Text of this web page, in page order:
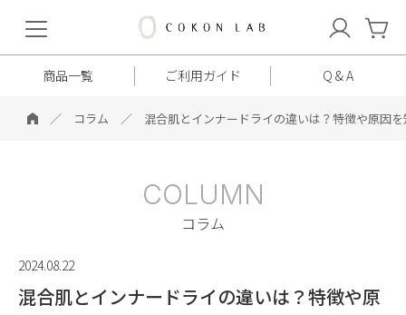
COKON
LAB
商品一覧 ご利用ガイド Q & A
コラム
COLUMN
コラム 混合肌とインナードライの違いは？特徴や原因
2024.08.22
混合肌とインナードライの違いは？特徴や原